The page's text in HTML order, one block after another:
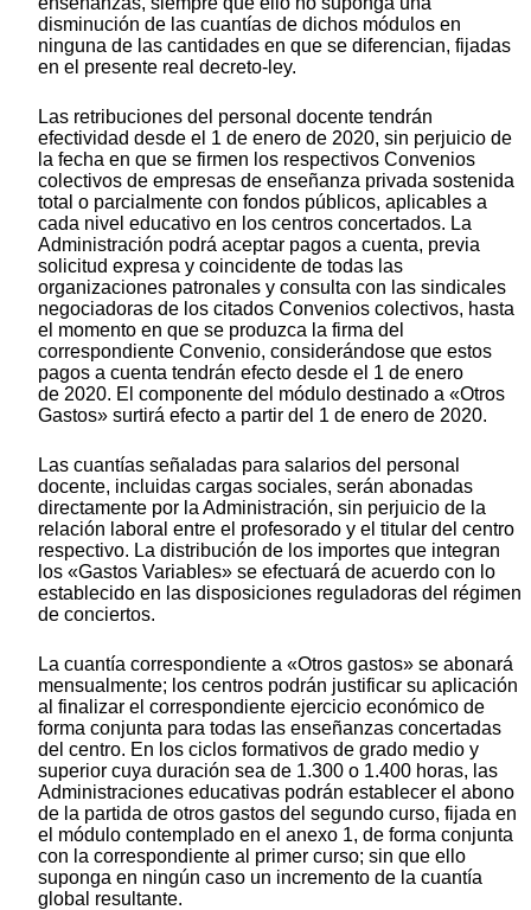
disminución de las cuantías de dichos módulos en
ninguna de las cantidades en que se diferencian, fijadas
en el presente real decreto-ley.
Las retribuciones del personal docente tendrán
efectividad desde el 1 de enero de 2020, sin perjuicio de
la fecha en que se firmen los respectivos Convenios
colectivos de empresas de enseñanza privada sostenida
total o parcialmente con fondos públicos, aplicables a
cada nivel educativo en los centros concertados. La
Administración podrá aceptar pagos a cuenta, previa
solicitud expresa y coincidente de todas las
organizaciones patronales y consulta con las sindicales
negociadoras de los citados Convenios colectivos, hasta
el momento en que se produzca la firma del
correspondiente Convenio, considerándose que estos
pagos a cuenta tendrán efecto desde el 1 de enero
de 2020. El componente del módulo destinado a «Otros
Gastos» surtirá efecto a partir del 1 de enero de 2020.
Las cuantías señaladas para salarios del personal
docente, incluidas cargas sociales, serán abonadas
directamente por la Administración, sin perjuicio de la
relación laboral entre el profesorado y el titular del centro
respectivo. La distribución de los importes que integran
los «Gastos Variables» se efectuará de acuerdo con lo
establecido en las disposiciones reguladoras del régimen
de conciertos.
La cuantía correspondiente a «Otros gastos» se abonará
mensualmente; los centros podrán justificar su aplicación
al finalizar el correspondiente ejercicio económico de
forma conjunta para todas las enseñanzas concertadas
del centro. En los ciclos formativos de grado medio y
superior cuya duración sea de 1.300 o 1.400 horas, las
Administraciones educativas podrán establecer el abono
de la partida de otros gastos del segundo curso, fijada en
el módulo contemplado en el anexo 1, de forma conjunta
con la correspondiente al primer curso; sin que ello
suponga en ningún caso un incremento de la cuantía
global resultante.